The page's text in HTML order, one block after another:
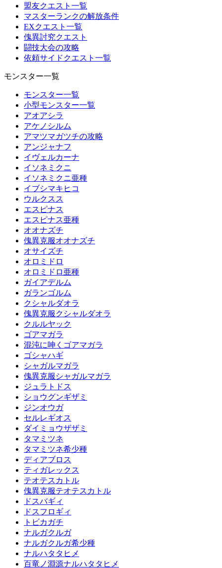
盟友クエスト一覧
マスターランクの解放条件
EXクエスト一覧
傀異討究クエスト
闘技大会の攻略
依頼サイドクエスト一覧
モンスター一覧
モンスター一覧
小型モンスター一覧
アオアシラ
アケノシルム
アマツマガツチの攻略
アンジャナフ
イヴェルカーナ
イソネミクニ
イソネミクニ亜種
イブシマキヒコ
ウルクスス
エスピナス
エスピナス亜種
オオナズチ
傀異克服オオナズチ
オサイズチ
オロミドロ
オロミドロ亜種
ガイアデルム
ガランゴルム
クシャルダオラ
傀異克服クシャルダオラ
クルルヤック
ゴアマガラ
混沌に呻くゴアマガラ
ゴシャハギ
シャガルマガラ
傀異克服シャガルマガラ
ジュラトドス
ショウグンギザミ
ジンオウガ
セルレギオス
ダイミョウザザミ
タマミツネ
タマミツネ希少種
ディアブロス
ティガレックス
テオテスカトル
傀異克服テオテスカトル
ドスバギィ
ドスフロギィ
トビカガチ
ナルガクルガ
ナルガクルガ希少種
ナルハタタヒメ
百竜ノ淵源ナルハタタヒメ